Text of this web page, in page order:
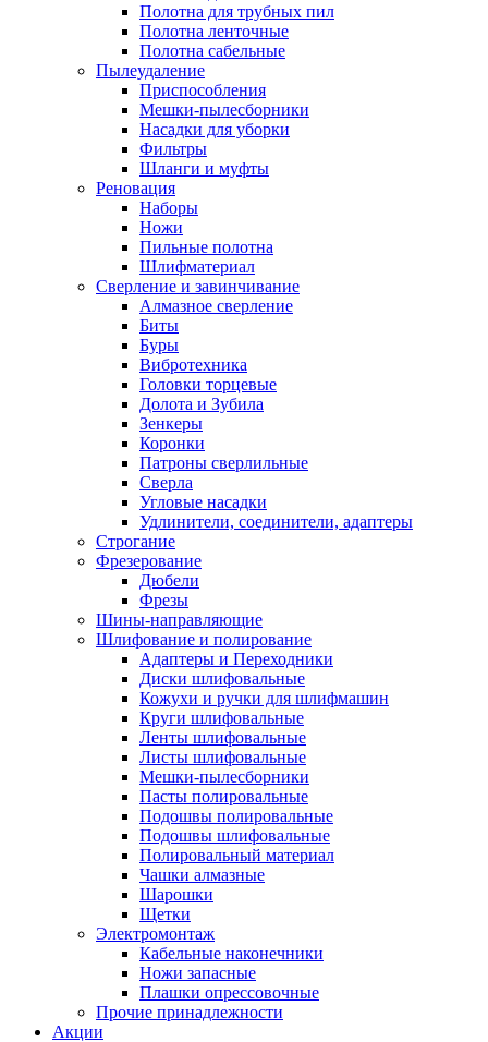
Полотна для трубных пил
Полотна ленточные
Полотна сабельные
Пылеудаление
Приспособления
Мешки-пылесборники
Насадки для уборки
Фильтры
Шланги и муфты
Реновация
Наборы
Ножи
Пильные полотна
Шлифматериал
Сверление и завинчивание
Алмазное сверление
Биты
Буры
Вибротехника
Головки торцевые
Долота и Зубила
Зенкеры
Коронки
Патроны сверлильные
Сверла
Угловые насадки
Удлинители, соединители, адаптеры
Строгание
Фрезерование
Дюбели
Фрезы
Шины-направляющие
Шлифование и полирование
Адаптеры и Переходники
Диски шлифовальные
Кожухи и ручки для шлифмашин
Круги шлифовальные
Ленты шлифовальные
Листы шлифовальные
Мешки-пылесборники
Пасты полировальные
Подошвы полировальные
Подошвы шлифовальные
Полировальный материал
Чашки алмазные
Шарошки
Щетки
Электромонтаж
Кабельные наконечники
Ножи запасные
Плашки опрессовочные
Прочие принадлежности
Акции